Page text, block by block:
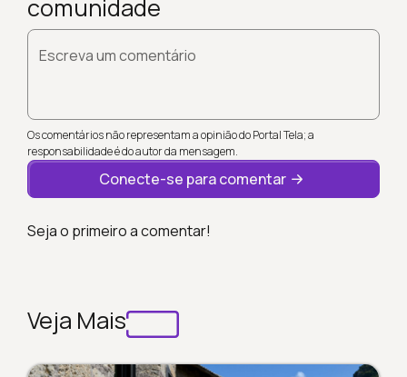
comunidade
Escreva um comentário
Os comentários não representam a opinião do Portal Tela; a
responsabilidade é do autor da mensagem.
Conecte-se para comentar
Seja o primeiro a comentar!
Veja Mais